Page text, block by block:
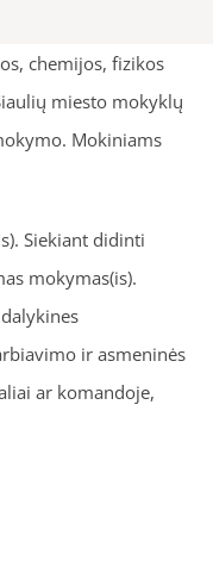
chemijos, fizikos
miesto mokyklų
Mokiniams
Siekiant didinti
mokymas(is).
ir asmeninės
ar komandoje,